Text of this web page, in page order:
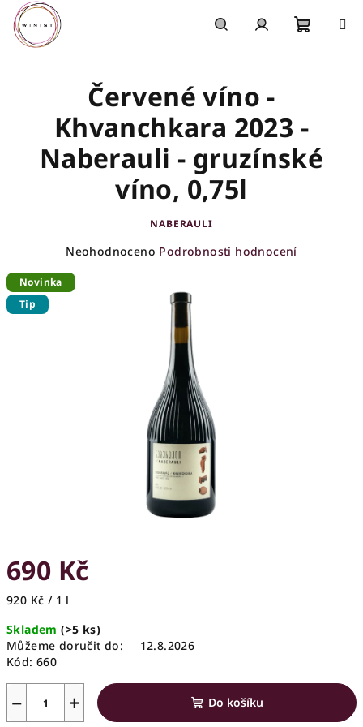
Přejít
na
obsah
690 Kč
Měrná
920 Kč / 1 l
Skladem(>5 ks)
Můžeme doručit do:
12.8.2026
Kód: 660
+
− Do košíku
Červené víno -
Khvanchkara 2023 -
Naberauli - gruzínské
víno, 0,75l
NABERAULI
Průměrné
produktu
Neohodnoceno Podrobnosti hodnocení
Novinka
Tip